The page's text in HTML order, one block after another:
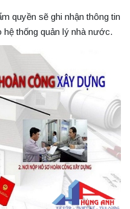
quyền sẽ ghi nhận thông tin
thống quản lý nhà nước.